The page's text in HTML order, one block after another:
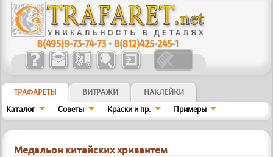
8(495)9-73-74-73 •8(812)425-245-1
ТРАФАРЕТЫ ВИТРАЖИ
НАКЛЕЙКИ
Каталог
Советы Краски и пр. Примеры
Медальон китайских хризантем